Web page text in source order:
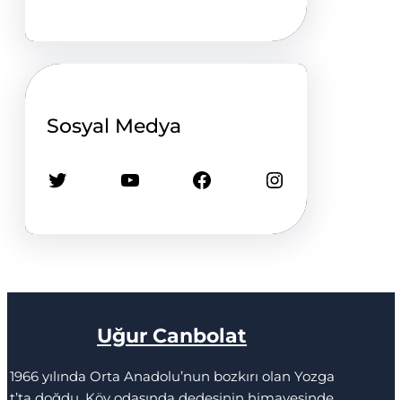
Sosyal Medya
Twitter YouTube Facebook Instagram
Uğur Canbolat
1966 yılında Orta Anadolu’nun bozkırı olan Yozga